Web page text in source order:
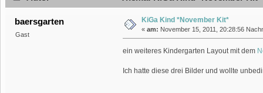
baersgarten
Gast
KiGa Kind *November Kit*
« am: November 15, 2011, 20:28:56
ein weiteres Kindergarten Layout mit dem
Ich hatte diese drei Bilder und wollte